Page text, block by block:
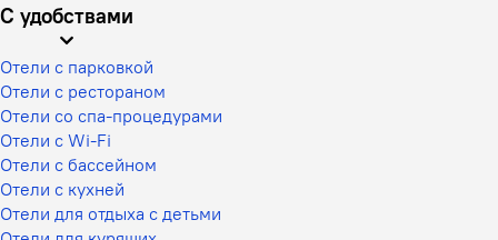
С удобствами
Отели с парковкой
Отели с рестораном
Отели со спа-процедурами
Отели с Wi-Fi
Отели с бассейном
Отели с кухней
Отели для отдыха с детьми